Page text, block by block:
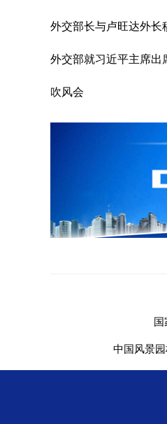
外交部长与卢旺达外长
外交部就习近平主席出
吹风会
中国风景园